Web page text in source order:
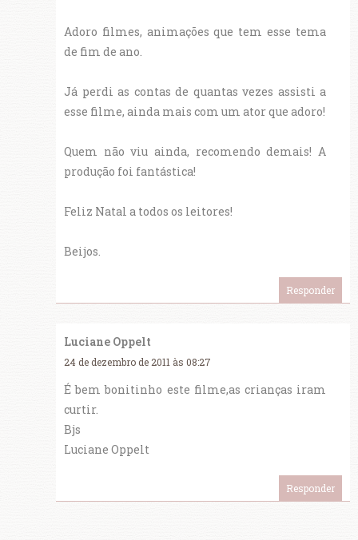
Adoro filmes, animações que tem esse tema
de fim de ano.
Já perdi as contas de quantas vezes assisti a
esse filme, ainda mais com um ator que adoro!
Quem não viu ainda, recomendo demais! A
produção foi fantástica!
Feliz Natal a todos os leitores!
Beijos.
Responder
Luciane Oppelt
24 de dezembro de 2011 às 08:27
É bem bonitinho este filme,as crianças iram
curtir.
Bjs
Luciane Oppelt
Responder